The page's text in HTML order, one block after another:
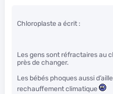
Chloroplaste a écrit :
Les gens sont réfractaires au
près de changer.
Les bébés phoques aussi
rechauffement climatique